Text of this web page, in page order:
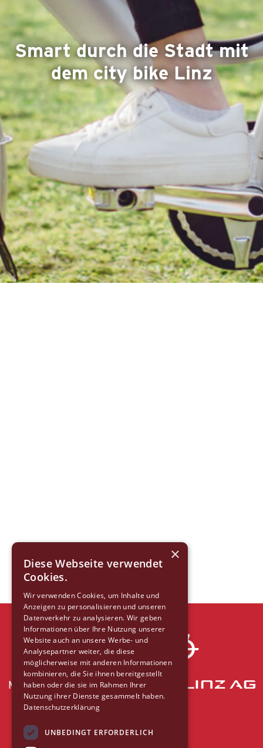
Smart durch die Stadt mit
dem city bike Linz
Mit freundlicher Unterstützung der
×
Diese Webseite verwendet
Cookies.
Wir verwenden Cookies, um Inhalte und
Anzeigen zu personalisieren und unseren
Datenverkehr zu analysieren. Wir geben
Informationen über Ihre Nutzung unserer
Website auch an unsere Werbe- und
Analysepartner weiter, die diese
möglicherweise mit anderen Informationen
kombinieren, die Sie ihnen bereitgestellt
haben oder die sie im Rahmen Ihrer
Nutzung ihrer Dienste gesammelt haben.
Datenschutzerklärung
UNBEDINGT ERFORDERLICH